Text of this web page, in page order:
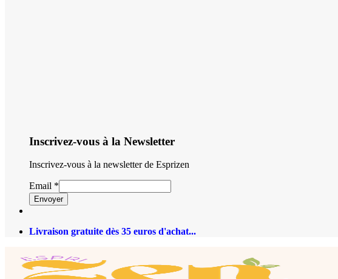
Inscrivez-vous à la Newsletter
Inscrivez-vous à la newsletter de Esprizen
Email *
Envoyer
Livraison gratuite dès 35 euros d'achat...